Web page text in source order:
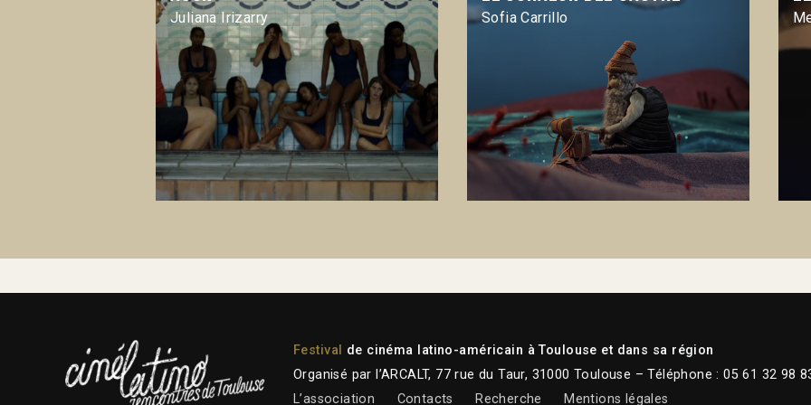
Juliana Irizarry Sofia Carrillo
Festival
de cinéma latino-américain à Toulouse et dans sa région
Organisé par l’ARCALT, 77 rue du Taur, 31000 Toulouse – Téléphone : 05 61 32 98
L’association
Contacts Recherche Mentions légales